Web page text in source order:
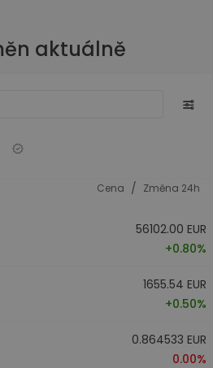
aktuálně
Cena / Změna 24h
56102.00 EUR
+0.80%
1655.54 EUR
+0.50%
0.864533 EUR
0.00%